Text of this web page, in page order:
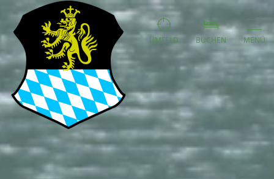
UMFELD BUCHEN MENÜ